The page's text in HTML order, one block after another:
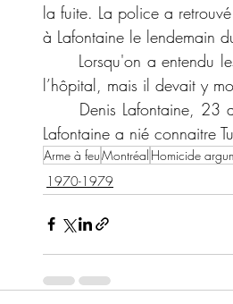
la fuite. La police a
à Lafontaine le lendemain
l’hôpital, mais il devait y
Lafontaine a nié connaitre
Arme à feuMontréal Homicide
1970-1979